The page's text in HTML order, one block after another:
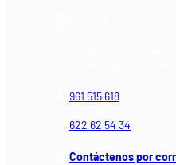
961 515 618
622 62 54 34
Contáctenos por